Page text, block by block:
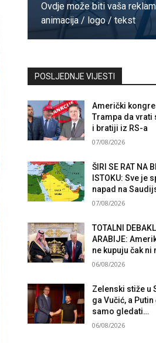
Ovdje može biti vaša
animacija / logo / tekst
POSLJEDNJE VIJESTI
Američki
Trampa da vrati
i bratiji iz RS-a
07/08/2026
ŠIRI SE RAT NA
ISTOKU: Sve je
napad na
07/08/2026
TOTALNI
ARABIJE:
ne kupuju čak ni
06/08/2026
Zelenski stiže u
ga Vučić, a
samo gledati…
06/08/2026